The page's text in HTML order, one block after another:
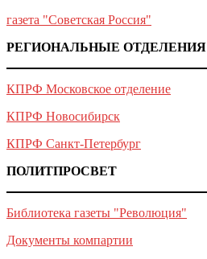
газета "Советская Россия"
РЕГИОНАЛЬНЫЕ ОТДЕЛЕНИЯ
КПРФ Московское отделение
КПРФ Новосибирск
КПРФ Санкт-Петербург
ПОЛИТПРОСВЕТ
Библиотека газеты "Революция"
Документы компартии